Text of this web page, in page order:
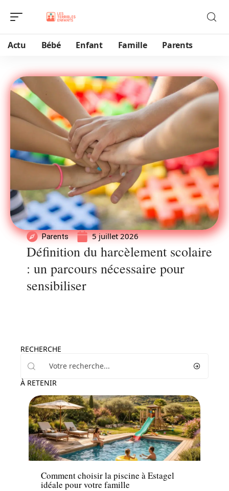
Actu Bébé Enfant Famille Parents
Parents 5 juillet 2026
Définition du harcèlement scolaire
: un parcours nécessaire pour
sensibiliser
RECHERCHE
À RETENIR
Famille
Comment choisir la piscine à Estagel
idéale pour votre famille